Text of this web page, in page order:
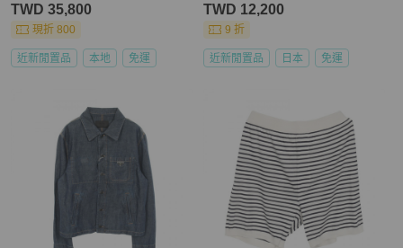
TWD 35,800
現折 800
近新閒置品 本地 免運
TWD 12,200
9 折
近新閒置品 日本 免運